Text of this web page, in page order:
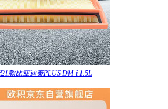
款比亚迪秦PLUS DM-i 1.5L